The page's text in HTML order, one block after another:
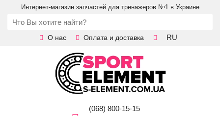
Интернет-магазин запчастей для тренажеров №1 в Украине
О нас Оплата и доставка RU
(068) 800-15-15